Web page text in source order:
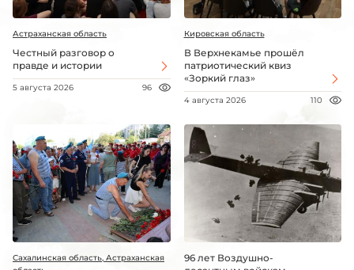
Астраханская область
Честный разговор о
правде и истории
5 августа 2026 96
Кировская область
В Верхнекамье прошёл
патриотический квиз
«Зоркий глаз»
4 августа 2026 110
Сахалинская область, Астраханская
96 лет Воздушно-